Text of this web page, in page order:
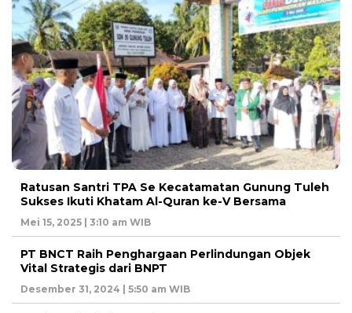
Ratusan Santri TPA Se Kecatamatan Gunung Tuleh
Sukses Ikuti Khatam Al-Quran ke-V Bersama
Mei 15, 2025 | 3:10 am WIB
PT BNCT Raih Penghargaan Perlindungan Objek
Vital Strategis dari BNPT
Desember 31, 2024 | 5:50 am WIB